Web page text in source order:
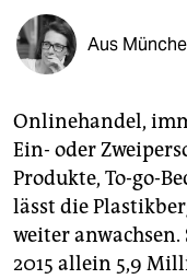
shop
fragen & hilfe
abo
genossenschaft
epaper login
Aus
Onlinehandel,
Ein- oder
Produkte, To-go-
lässt die
weiter
2015 allein 5,9